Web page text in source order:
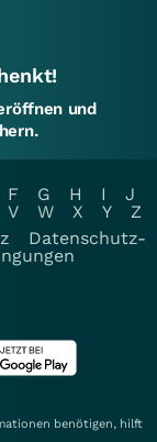
und
F G H I
J
V W X Y
Z
Datenschutz-
benötigen, hilft